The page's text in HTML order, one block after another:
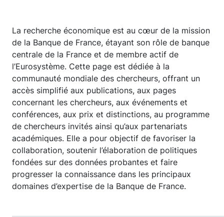
La recherche économique est au cœur de la mission
de la Banque de France, étayant son rôle de banque
centrale de la France et de membre actif de
l’Eurosystème. Cette page est dédiée à la
communauté mondiale des chercheurs, offrant un
accès simplifié aux publications, aux pages
concernant les chercheurs, aux événements et
conférences, aux prix et distinctions, au programme
de chercheurs invités ainsi qu’aux partenariats
académiques. Elle a pour objectif de favoriser la
collaboration, soutenir l’élaboration de politiques
fondées sur des données probantes et faire
progresser la connaissance dans les principaux
domaines d’expertise de la Banque de France.